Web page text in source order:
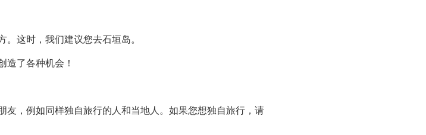
这时，我们建议您去石垣岛。
造了各种机会！
，例如同样独自旅行的人和当地人。如果您想独自旅行，请